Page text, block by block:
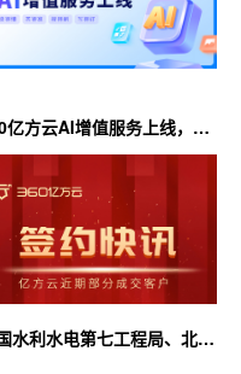
亿方云AI增值服务上线，超
时优惠等你来！
水利水电第七工程局、北京